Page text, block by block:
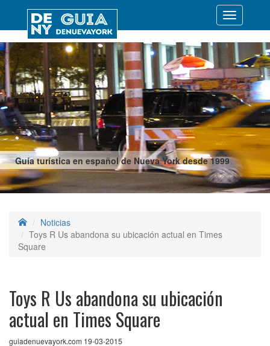
Guía turística en español de Nueva York desde 1999
Desplegar
Noticias
Toys R Us abandona su ubicación actual en Times
Square
Toys R Us abandona su ubicación
actual en Times Square
guiadenuevayork.com 19-03-2015